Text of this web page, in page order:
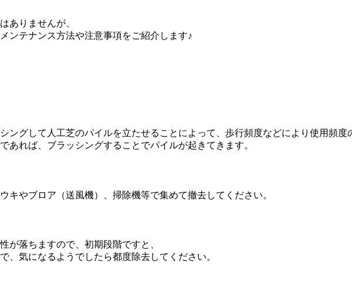
ありませんが、
ンテナンス方法や注意事項をご紹介します♪
ングして人工芝のパイルを立たせることによって、歩行頻度などにより使用頻度
あれば、ブラッシングすることでパイルが起きてきます。
キやブロア（送風機）、掃除機等で集めて撤去してください。
が落ちますので、初期段階ですと、
、気になるようでしたら都度除去してください。